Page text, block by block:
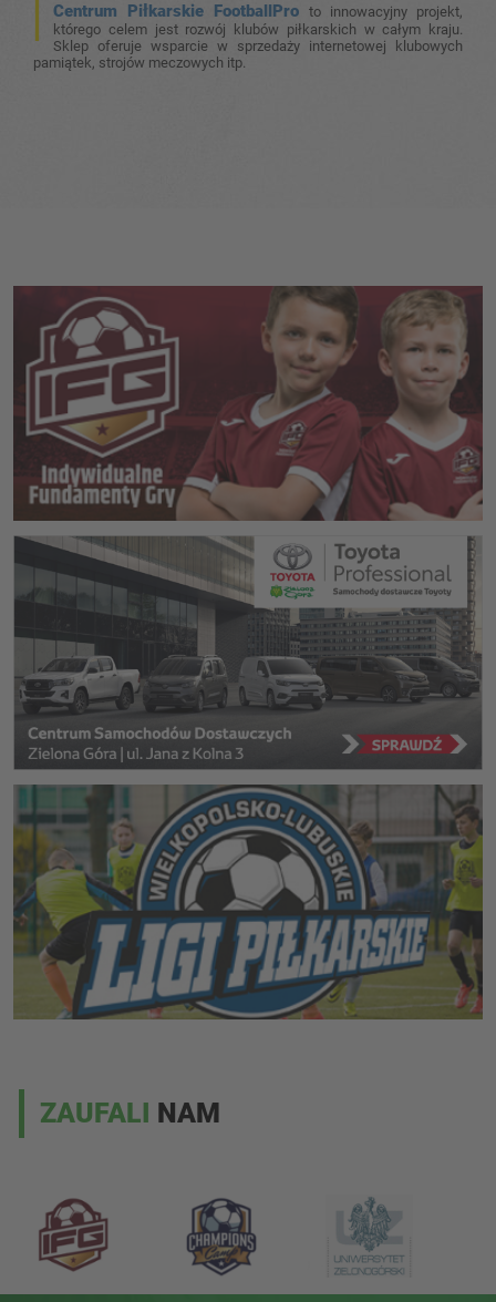
Centrum Piłkarskie FootballPro to innowacyjny projekt,
którego celem jest rozwój klubów piłkarskich w całym kraju.
Sklep oferuje wsparcie w sprzedaży internetowej klubowych
pamiątek, strojów meczowych itp.
ZAUFALI NAM